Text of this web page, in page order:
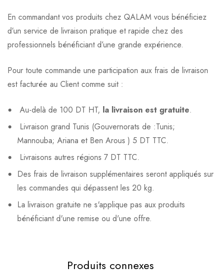
En commandant vos produits chez QALAM vous bénéficiez
d’un service de livraison pratique et rapide chez des
professionnels bénéficiant d’une grande expérience.
Pour toute commande une participation aux frais de livraison
est facturée au Client comme suit :
Au-delà de 100 DT HT, la livraison est gratuite.
Livraison grand Tunis (Gouvernorats de :Tunis;
Mannouba; Ariana et Ben Arous ) 5 DT TTC.
Livraisons autres régions 7 DT TTC.
Des frais de livraison supplémentaires seront appliqués sur
les commandes qui dépassent les 20 kg.
La livraison gratuite ne s'applique pas aux produits
bénéficiant d'une remise ou d'une offre.
Produits connexes